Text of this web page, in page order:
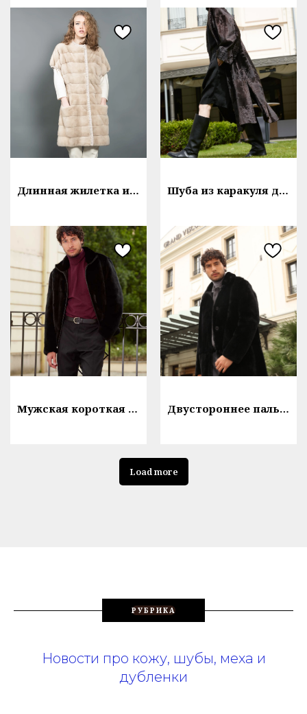
Длинная жилетка из бежевого норкового меха Шуба из каракуля длинная
Мужская короткая шуба Двустороннее пальто из меха
Load more
РУБРИКА
Новости про кожу, шубы, меха и
дубленки